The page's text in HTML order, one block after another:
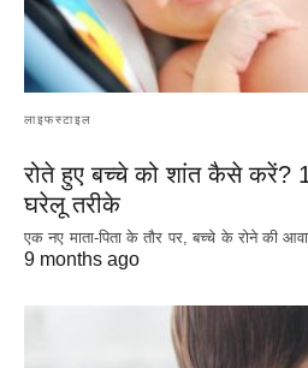
लाइफस्टाइल
रोते हुए बच्चे को शांत कैसे करें?
घरेलू तरीके
एक नए माता-पिता के तौर पर, बच्चे के रोने की
9 months ago